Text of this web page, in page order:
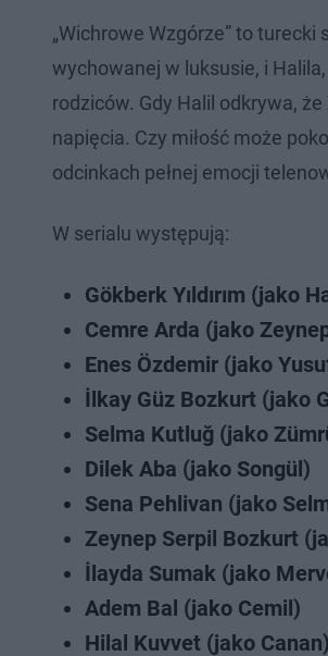
„Wichrowe Wzgórze” to
wychowanej w luksusie, i
rodziców. Gdy Halil odkrywa,
napięcia. Czy miłość może
odcinkach pełnej emocji
W serialu występują:
Gökberk Yıldırım (jako
Cemre Arda (jako
Enes Özdemir (jako
İlkay Güz Bozkurt (jako
Selma Kutluğ (jako
Dilek Aba (jako Songül)
Sena Pehlivan (jako
Zeynep Serpil Bozkurt
İlayda Sumak (jako
Adem Bal (jako Cemil)
Hilal Kuvvet (jako Canan)